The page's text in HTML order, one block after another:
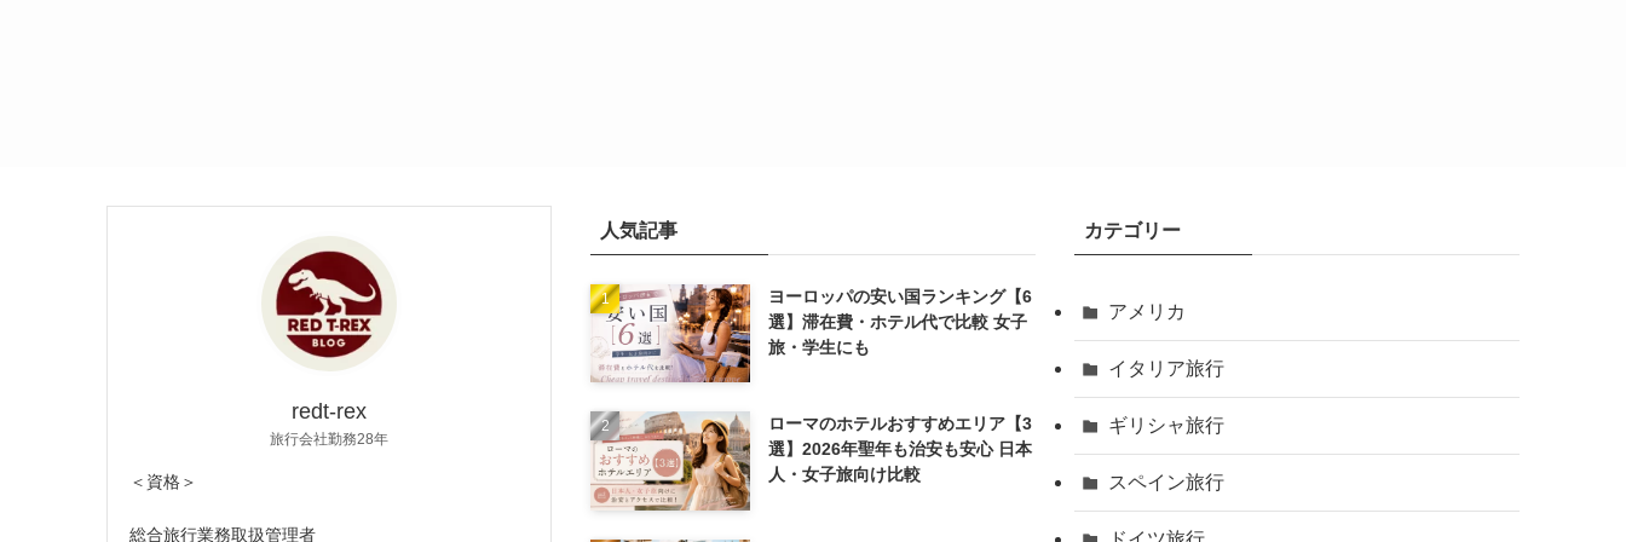
redt-rex
旅行会社勤務28年
＜資格＞
総合旅行業務取扱管理者
人気記事
ヨーロッパの安い国ランキング【6
選】滞在費・ホテル代で比較 女子
旅・学生にも
ローマのホテルおすすめエリア【3
選】2026年聖年も治安も安心 日本
人・女子旅向け比較
カテゴリー
アメリカ
イタリア旅行
ギリシャ旅行
スペイン旅行